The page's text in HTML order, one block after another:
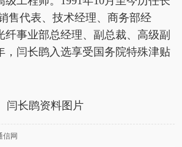
售代表、技术经理、商务部经
纤事业部总经理、副总裁、高级副
，闫长鹍入选享受国务院特殊津贴
闫长鹍资料图片
信网